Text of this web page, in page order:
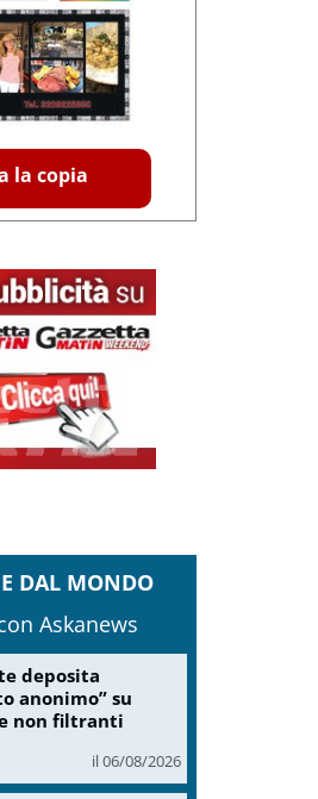
la copia
DAL MONDO
Askanews
deposita
anonimo” su
non filtranti
il 06/08/2026